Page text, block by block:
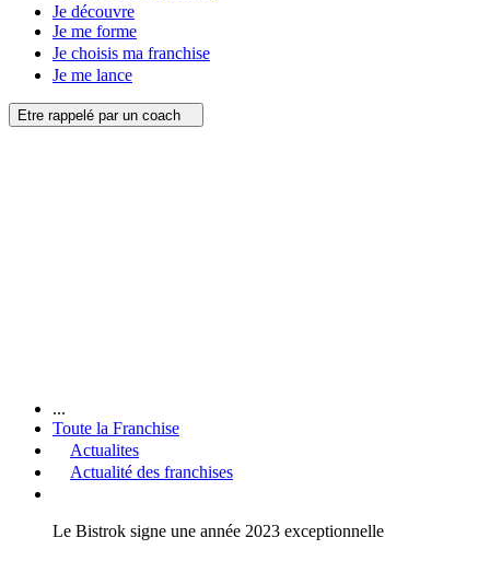
Je découvre
Je me forme
Je choisis ma franchise
Je me lance
Etre rappelé par un coach
...
Toute la Franchise
Actualites
Actualité des franchises
Le Bistrok signe une année 2023 exceptionnelle